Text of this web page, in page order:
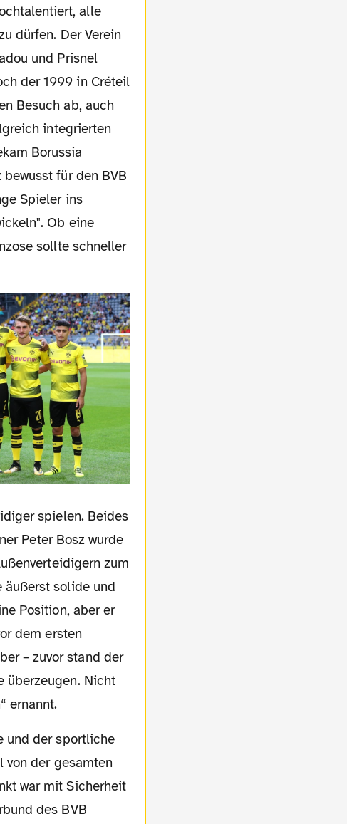
alle
dürfen. Der Verein
und Prisnel
der 1999 in Créteil
Besuch ab, auch
integrierten
Borussia
für den BVB
Spieler ins
Ob eine
sollte schneller
spielen. Beides
Peter Bosz wurde
zum
äußerst solide und
Position, aber er
dem ersten
– zuvor stand der
überzeugen. Nicht
ernannt.
der gesamten
war mit Sicherheit
des BVB